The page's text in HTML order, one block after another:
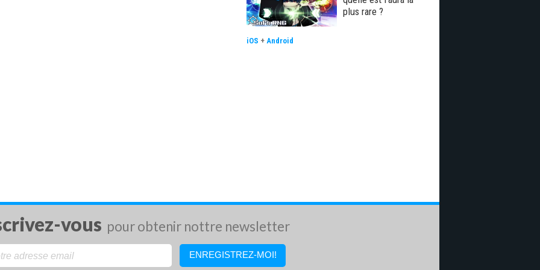
plus rare ?
iOS + Android
vous pour obtenir nottre newsletter